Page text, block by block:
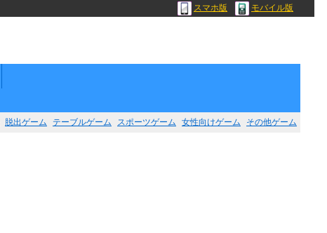
スマホ版 モバイル版
脱出ゲーム テーブルゲーム スポーツゲーム 女性向けゲーム その他ゲーム